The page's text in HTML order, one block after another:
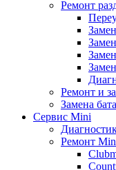
Ремонт
Ремонт и
Замена
Сервис Mini
Ремонт